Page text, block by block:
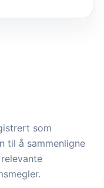
som
til å sammenligne